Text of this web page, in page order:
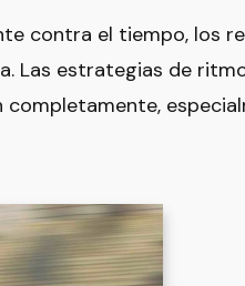
contra el tiempo, los
Las estrategias de